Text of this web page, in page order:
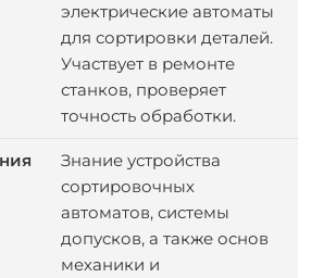
электрические автоматы
для сортировки деталей.
Участвует в ремонте
станков, проверяет
точность обработки.
Знание устройства
сортировочных
автоматов, системы
допусков, а также основ
механики и